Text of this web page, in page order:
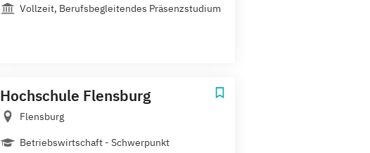
Vollzeit, Berufsbegleitendes Präsenzstudium
Hochschule Flensburg
Flensburg
Betriebswirtschaft - Schwerpunkt